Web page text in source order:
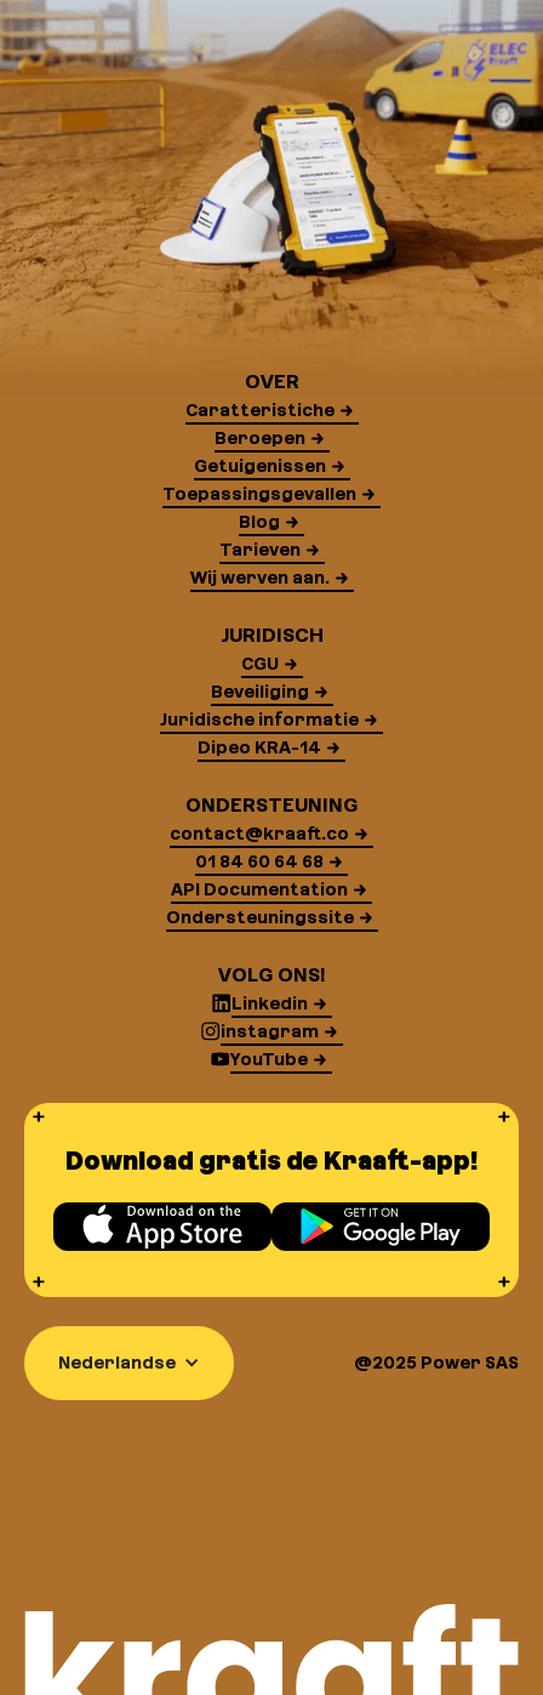
OVER
Caratteristiche
Beroepen
Getuigenissen
Toepassingsgevallen
Blog
Tarieven
Wij werven aan.
JURIDISCH
CGU
Beveiliging
Juridische informatie
Dipeo KRA-14
ONDERSTEUNING
contact@kraaft.co
01 84 60 64 68
API Documentation
Ondersteuningssite
VOLG ONS!
Linkedin
instagram
YouTube
Download gratis de Kraaft-app!
Nederlandse @2025 Power SAS